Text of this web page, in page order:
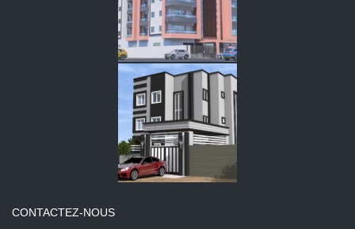
CONTACTEZ-NOUS